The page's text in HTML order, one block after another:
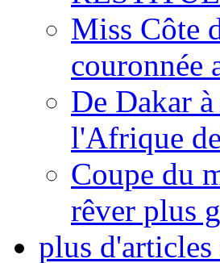
Miss Côte
couronnée
De Dakar
l'Afrique
Coupe du
rêver plus
plus d'articles